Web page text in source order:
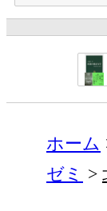
ホーム
ゼミ